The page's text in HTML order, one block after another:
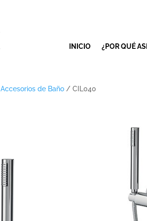
INICIO ¿POR QUÉ
Accesorios de Baño / CIL040